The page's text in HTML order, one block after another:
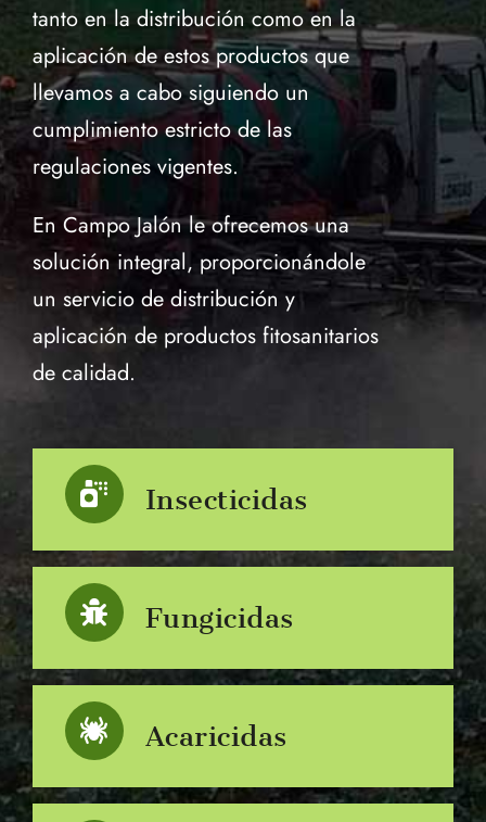
tanto en la distribución como en la
aplicación de estos productos que
llevamos a cabo siguiendo un
cumplimiento estricto de las
regulaciones vigentes.
En Campo Jalón le ofrecemos una
solución integral, proporcionándole
un servicio de distribución y
aplicación de productos fitosanitarios
de calidad.
Insecticidas
Fungicidas
Acaricidas